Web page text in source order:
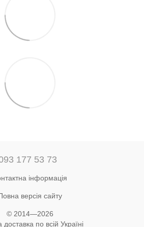
177 53 73
інформація
версія сайту
© 2014—2026
по всій Україні